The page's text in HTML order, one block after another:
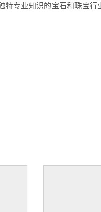
特专业知识的宝石和珠宝行